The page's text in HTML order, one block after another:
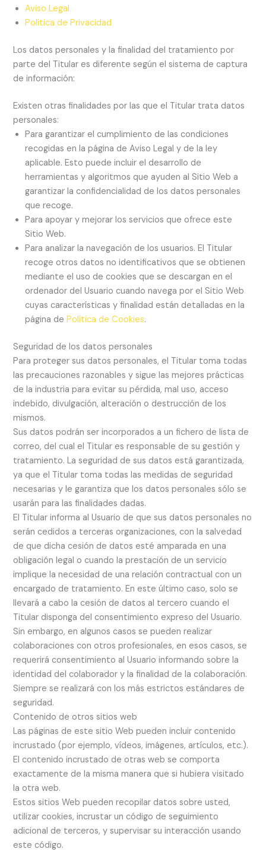
Aviso Legal
Política de Privacidad
Los datos personales y la finalidad del tratamiento por
parte del Titular es diferente según el sistema de captura
de información:
Existen otras finalidades por las que el Titular trata datos
personales:
Para garantizar el cumplimiento de las condiciones
recogidas en la página de Aviso Legal y de la ley
aplicable. Esto puede incluir el desarrollo de
herramientas y algoritmos que ayuden al Sitio Web a
garantizar la confidencialidad de los datos personales
que recoge.
Para apoyar y mejorar los servicios que ofrece este
Sitio Web.
Para analizar la navegación de los usuarios. El Titular
recoge otros datos no identificativos que se obtienen
mediante el uso de cookies que se descargan en el
ordenador del Usuario cuando navega por el Sitio Web
cuyas características y finalidad están detalladas en la
página dePolítica de Cookies.
Seguridad de los datos personales
Para proteger sus datos personales, el Titular toma todas
las precauciones razonables y sigue las mejores prácticas
de la industria para evitar su pérdida, mal uso, acceso
indebido, divulgación, alteración o destrucción de los
mismos.
Sus datos podrán ser incorporados a un fichero de lista de
correo, del cual el Titular es responsable de su gestión y
tratamiento. La seguridad de sus datos está garantizada,
ya que el Titular toma todas las medidas de seguridad
necesarias y le garantiza que los datos personales sólo se
usarán para las finalidades dadas.
El Titular informa al Usuario de que sus datos personales no
serán cedidos a terceras organizaciones, con la salvedad
de que dicha cesión de datos esté amparada en una
obligación legal o cuando la prestación de un servicio
implique la necesidad de una relación contractual con un
encargado de tratamiento. En este último caso, solo se
llevará a cabo la cesión de datos al tercero cuando el
Titular disponga del consentimiento expreso del Usuario.
Sin embargo, en algunos casos se pueden realizar
colaboraciones con otros profesionales, en esos casos, se
requerirá consentimiento al Usuario informando sobre la
identidad del colaborador y la finalidad de la colaboración.
Siempre se realizará con los más estrictos estándares de
seguridad.
Contenido de otros sitios web
Las páginas de este sitio Web pueden incluir contenido
incrustado (por ejemplo, vídeos, imágenes, artículos, etc.).
El contenido incrustado de otras web se comporta
exactamente de la misma manera que si hubiera visitado
la otra web.
Estos sitios Web pueden recopilar datos sobre usted,
utilizar cookies, incrustar un código de seguimiento
adicional de terceros, y supervisar su interacción usando
este código.